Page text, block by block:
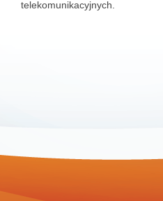
telekomunikacyjnych.